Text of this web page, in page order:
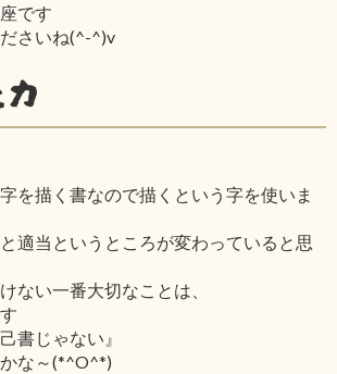
です
さいね(^-^)v
を描く書なので描くという字を使いま
適当というところが変わっていると思
ない一番大切なことは、
書じゃない』
な～(*^O^*)